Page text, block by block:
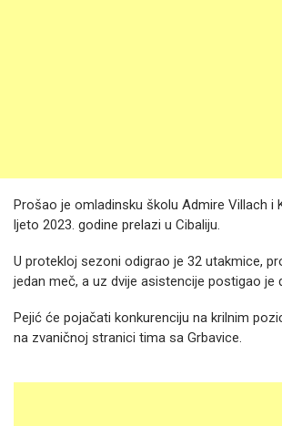
Prošao je omladinsku školu Admire Villach i
ljeto 2023. godine prelazi u Cibaliju.
U protekloj sezoni odigrao je 32 utakmice,
jedan meč, a uz dvije asistencije postigao je
Pejić će pojačati konkurenciju na krilnim
na zvaničnoj stranici tima sa Grbavice.